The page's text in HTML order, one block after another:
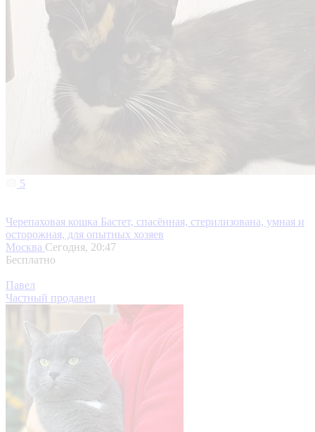
5
Черепаховая кошка Бастет, спасённая, стерилизована, умная и
осторожная, для опытных хозяев
Москва Сегодня, 20:47
Бесплатно
Павел
Частный продавец